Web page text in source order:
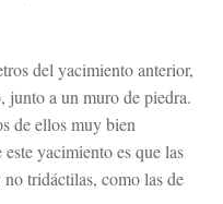
del yacimiento anterior,
junto a un muro de piedra.
de ellos muy bien
yacimiento es que las
tridáctilas, como las de